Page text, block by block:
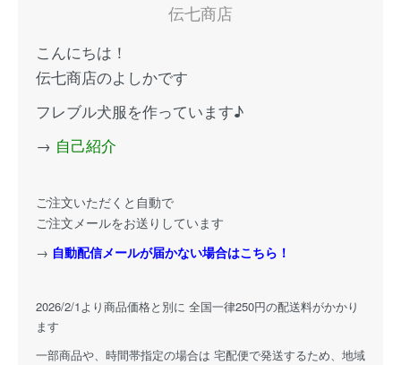
伝七商店
こんにちは！
伝七商店のよしかです
フレブル犬服を作っています♪
→ 自己紹介
ご注文いただくと自動で
ご注文メールをお送りしています
→ 自動配信メールが届かない場合はこちら！
2026/2/1より商品価格と別に 全国一律250円の配送料がかかり
ます
一部商品や、時間帯指定の場合は 宅配便で発送するため、地域